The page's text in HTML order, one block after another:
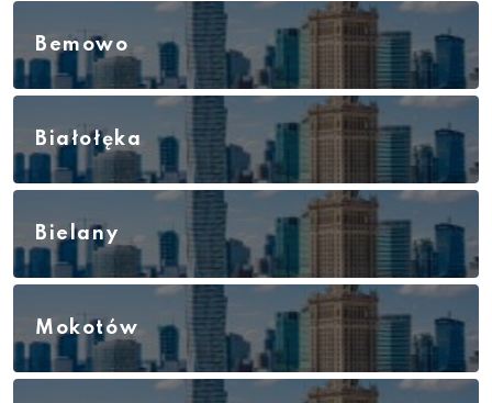
Bemowo
Białołęka
Bielany
Mokotów